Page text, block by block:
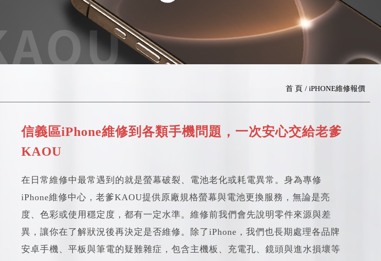
首 頁 iPHONE維修報價
信義區iPhone維修到各類手機問題，一次安心交給老爹
KAOU
在日常維修中最常遇到的就是螢幕破裂、電池老化或耗電異常。身為專修
iPhone維修中心，老爹KAOU提供原廠規格螢幕與電池更換服務，無論是亮
度、色彩或使用穩定度，都有一定水準。維修前我們會先說明零件來源與差
異，讓你在了解狀況後再決定是否維修。除了iPhone，我們也長期處理各品牌
安卓手機、平板與筆電的疑難雜症，包含主機板、充電孔、鏡頭與進水損壞等